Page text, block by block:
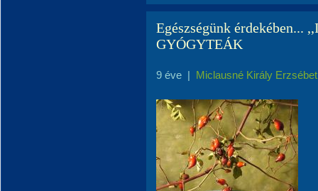
Egészségünk érdekében...
GYÓGYTEÁK
9 éve | Miclausné Király Erzsébet